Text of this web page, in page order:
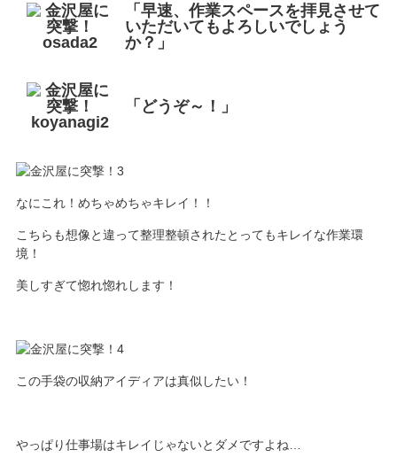
「早速、作業スペースを拝見させて
いただいてもよろしいでしょう
か？」
「どうぞ～！」
なにこれ！めちゃめちゃキレイ！！
こちらも想像と違って整理整頓されたとってもキレイな作業環
境！
美しすぎて惚れ惚れします！
この手袋の収納アイディアは真似したい！
やっぱり仕事場はキレイじゃないとダメですよね…